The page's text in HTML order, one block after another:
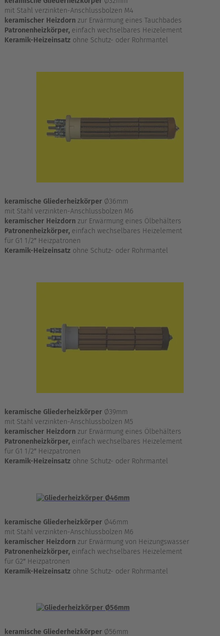
mit Stahl verzinkten-Anschlussbolzen M4
keramischer Heizdorn zur Erwärmung eines Tauchbades
Patronenheizkörper, einfach wechselbares Heizelement
Keramik-Heizeinsatz ohne Schutz- oder Rohrmantel
keramische Gliederheizkörper Ø36mm
mit Stahl verzinkten-Anschlussbolzen M6
keramischer Heizdorn zur Erwärmung eines Ölbehälters
Patronenheizkörper, einfach wechselbares Heizelement
für G1 1/2″ Heizpatronen
Keramik-Heizeinsatz ohne Schutz- oder Rohrmantel
keramische Gliederheizkörper Ø39mm
mit Stahl verzinkten-Anschlussbolzen M5
keramischer Heizdorn zur Erwärmung eines Ölbehälters
Patronenheizkörper, einfach wechselbares Heizelement
für G1 1/2″ Heizpatronen
Keramik-Heizeinsatz ohne Schutz- oder Rohrmantel
keramische Gliederheizkörper Ø46mm
mit Stahl verzinkten-Anschlussbolzen M6
keramischer Heizdorn zur Erwärmung von Heizungswasser
Patronenheizkörper, einfach wechselbares Heizelement
für G2″ Heizpatronen
Keramik-Heizeinsatz ohne Schutz- oder Rohrmantel
keramische Gliederheizkörper Ø56mm